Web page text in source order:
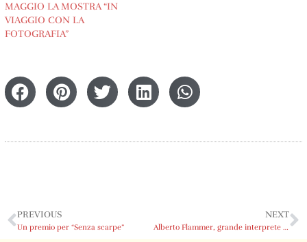
MAGGIO LA MOSTRA “IN
VIAGGIO CON LA
FOTOGRAFIA”
PREVIOUS
Un premio per “Senza scarpe”
NEXT
Alberto Flammer, grande interprete di Donetta